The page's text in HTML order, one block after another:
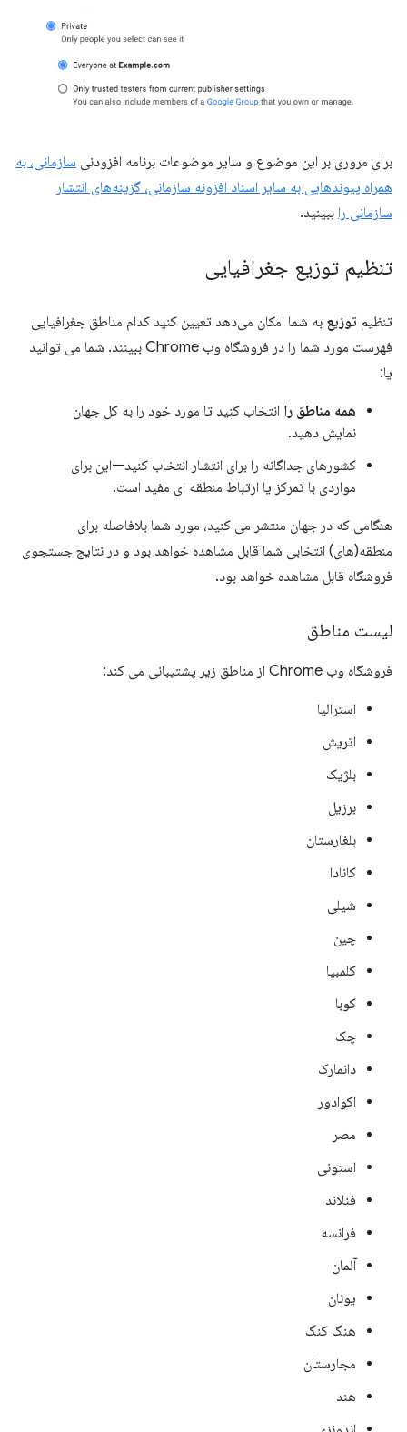
برای مروری بر این موضوع و سایر موضوعات برنامه افزودنی سازمانی، به
همراه پیوندهایی به سایر اسناد افزونه سازمانی، گزینه‌های انتشار
سازمانی را ببینید.
تنظیم توزیع جغرافیایی
تنظیم توزیع به شما امکان می‌دهد تعیین کنید کدام مناطق جغرافیایی
فهرست مورد شما را در فروشگاه وب Chrome ببینند. شما می توانید
یا:
همه مناطق را انتخاب کنید تا مورد خود را به کل جهان
نمایش دهید.
کشورهای جداگانه را برای انتشار انتخاب کنید—این برای
مواردی با تمرکز یا ارتباط منطقه ای مفید است.
هنگامی که در جهان منتشر می کنید، مورد شما بلافاصله برای
منطقه(های) انتخابی شما قابل مشاهده خواهد بود و در نتایج جستجوی
فروشگاه قابل مشاهده خواهد بود.
لیست مناطق
فروشگاه وب Chrome از مناطق زیر پشتیبانی می کند:
استرالیا
اتریش
بلژیک
برزیل
بلغارستان
کانادا
شیلی
چین
کلمبیا
کوبا
چک
دانمارک
اکوادور
مصر
استونی
فنلاند
فرانسه
آلمان
یونان
هنگ کنگ
مجارستان
هند